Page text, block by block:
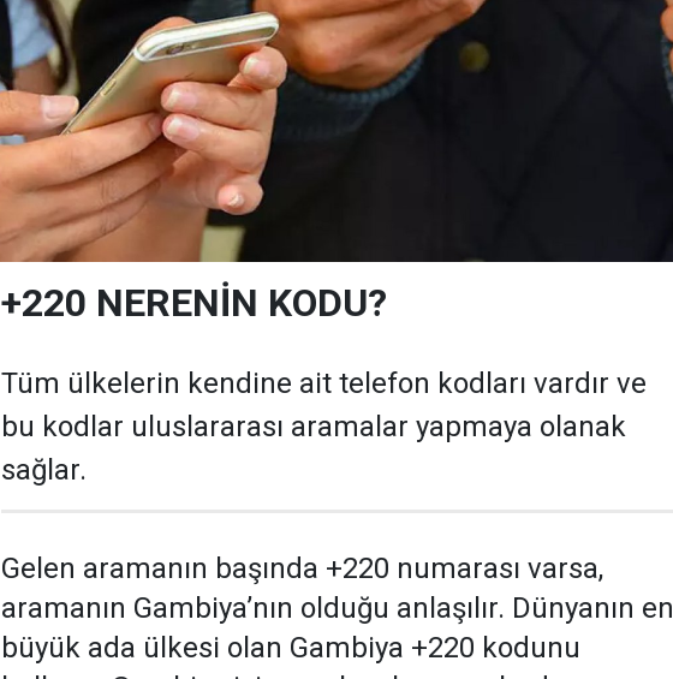
+220 NERENİN KODU?
Tüm ülkelerin kendine ait telefon kodları vardır ve
bu kodlar uluslararası aramalar yapmaya olanak
sağlar.
Gelen aramanın başında +220 numarası varsa,
aramanın Gambiya’nın olduğu anlaşılır. Dünyanın en
büyük ada ülkesi olan Gambiya +220 kodunu